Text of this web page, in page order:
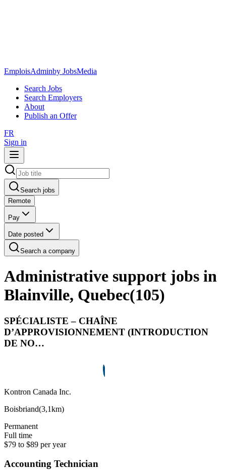
EmploisAdminby JobsMedia
Search Jobs
Search Employers
About
Publish an Offer
FR
Sign in
Search jobs
Remote
Pay
Date posted
Search a company
Administrative support jobs in
Blainville, Quebec(105)
SPÉCIALISTE – CHAÎNE
D’APPROVISIONNEMENT (INTRODUCTION
DE NO…
Kontron Canada Inc.
Boisbriand(3,1km)
Permanent
Full time
$79 to $89 per year
Accounting Technician